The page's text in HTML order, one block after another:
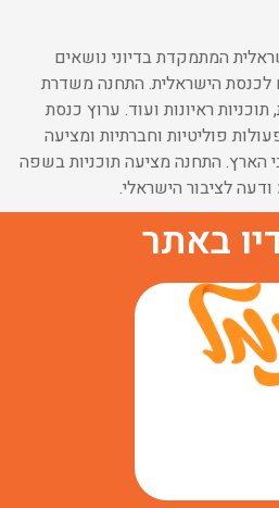
המתמקדת בדיוני נושאים
לכנסת הישראלית. התחנה משדרת
ראיונות ועוד. ערוץ כנסת
פוליטיות וחברתיות ומציעה
הארץ. התחנה מציעה תוכניות בשפה
לציבור הישראלי.
באתר